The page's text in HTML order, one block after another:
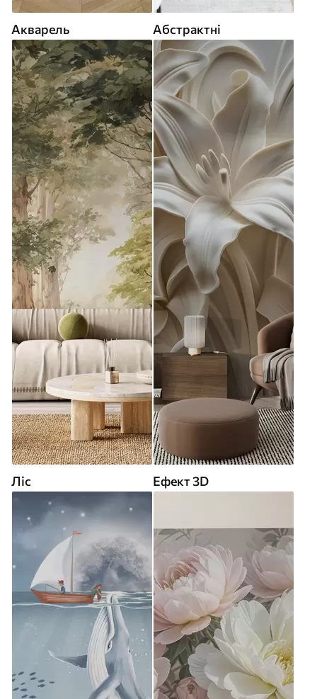
Акварель Абстрактні
Ліс Ефект 3D